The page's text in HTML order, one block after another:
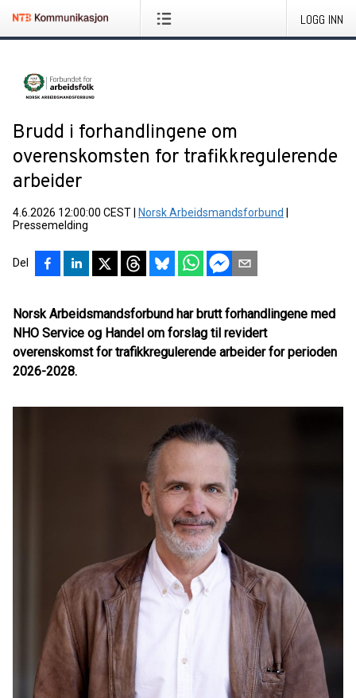
LOGG INN
Brudd i forhandlingene om
overenskomsten for trafikkregulerende
arbeider
4.6.2026 12:00:00 CEST Norsk Arbeidsmandsforbund
Pressemelding
Del
Norsk Arbeidsmandsforbund har brutt forhandlingene med
NHO Service og Handel om forslag til revidert
overenskomst for trafikkregulerende arbeider for perioden
2026-2028.